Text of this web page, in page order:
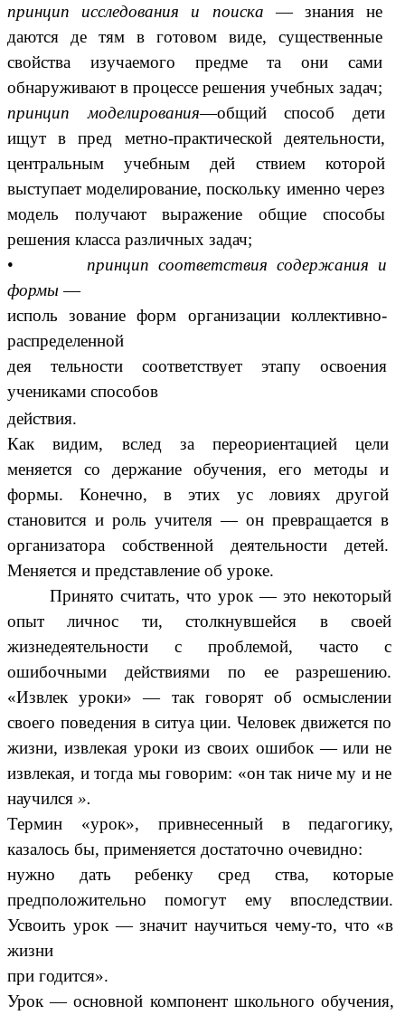
принцип исследования и поиска— знания не
даются де тям в готовом виде, существенные
свойства изучаемого предме та они сами
обнаруживают в процессе решения учебных задач;
принцип моделирования—общий способ дети
ищут в пред метно-практической деятельности,
центральным учебным дей ствием которой
выступает моделирование, поскольку именно через
модель получают выражение общие способы
решения класса различных задач;
• принцип соответствия содержания и
формы—
исполь зование форм организации коллективно-
распределенной
дея тельности соответствует этапу освоения
учениками способов
действия.
Как видим, вслед за переориентацией цели
меняется со держание обучения, его методы и
формы. Конечно, в этих ус ловиях другой
становится и роль учителя — он превращается в
организатора собственной деятельности детей.
Меняется и представление об уроке.
Принято считать, что урок — это некоторый
опыт личнос ти, столкнувшейся в своей
жизнедеятельности с проблемой, часто с
ошибочными действиями по ее разрешению.
«Извлек уроки» — так говорят об осмыслении
своего поведения в ситуа ции. Человек движется по
жизни, извлекая уроки из своих ошибок — или не
извлекая, и тогда мы говорим: «он так ниче му и не
научился ».
Термин «урок», привнесенный в педагогику,
казалось бы, применяется достаточно очевидно:
нужно дать ребенку сред ства, которые
предположительно помогут ему впоследствии.
Усвоить урок — значит научиться чему-то, что «в
жизни
при годится».
Урок — основной компонент школьного обучения,